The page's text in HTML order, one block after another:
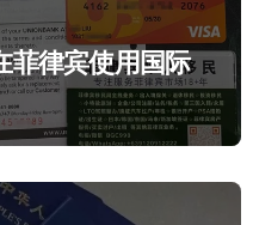
菲律宾使用国际